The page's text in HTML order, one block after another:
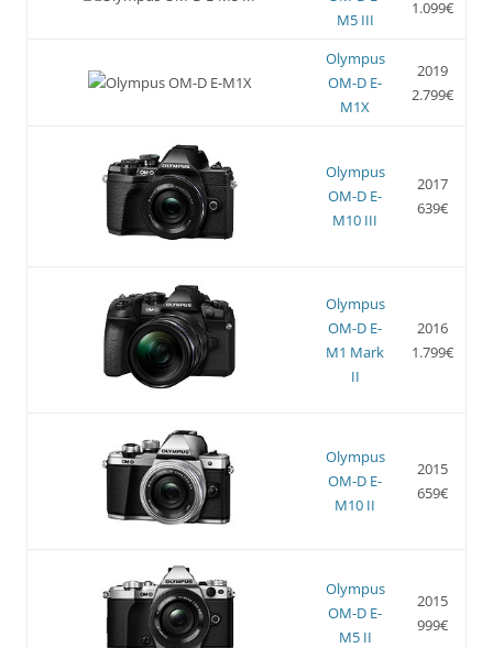
M5 III
1.099€
Olympus
OM-D E-
M1X
2019
2.799€
Olympus
OM-D E-
M10 III
2017
639€
Olympus
OM-D E-
M1 Mark
II
2016
1.799€
Olympus
OM-D E-
M10 II
2015
659€
Olympus
OM-D E-
M5 II
2015
999€